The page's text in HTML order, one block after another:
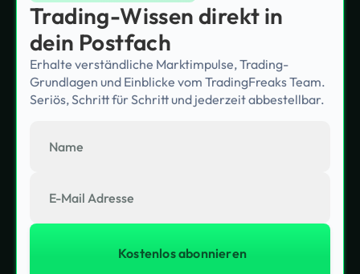
Trading-Wissen direkt in
dein Postfach
Erhalte verständliche Marktimpulse, Trading-
Grundlagen und Einblicke vom TradingFreaks Team.
Seriös, Schritt für Schritt und jederzeit abbestellbar.